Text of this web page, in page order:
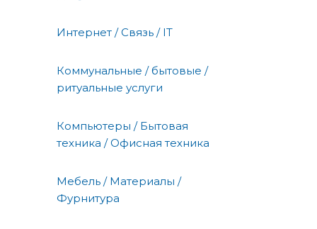
Интернет / Связь / IT
Коммунальные / бытовые /
ритуальные услуги
Компьютеры / Бытовая
техника / Офисная техника
Мебель / Материалы /
Фурнитура